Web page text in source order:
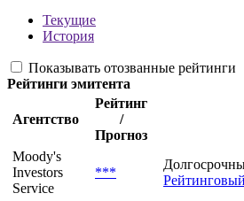
Текущие
История
Показывать отозванные рейтинги
Рейтинги эмитента
Агентство
Рейтинг
/
Прогноз
Moody's
Investors
Service
***